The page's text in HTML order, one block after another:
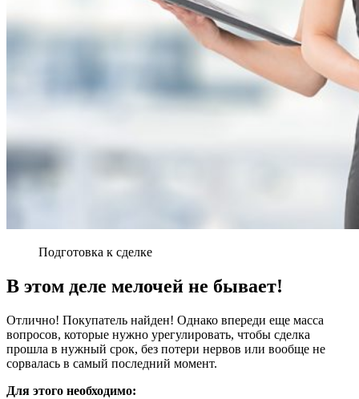
Подготовка к сделке
В этом деле мелочей не бывает!
Отлично! Покупатель найден! Однако впереди еще масса
вопросов, которые нужно урегулировать, чтобы сделка
прошла в нужный срок, без потери нервов или вообще не
сорвалась в самый последний момент.
Для этого необходимо: